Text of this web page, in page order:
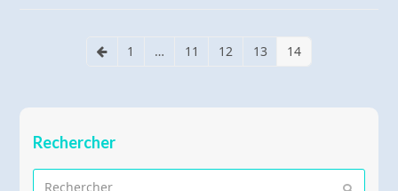
Précédent
Page
1 … Page
11 Page
12 Page
13 Page
14
Rechercher
Rechercher
Envoyer